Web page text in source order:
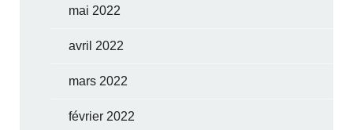
mai 2022
avril 2022
mars 2022
février 2022